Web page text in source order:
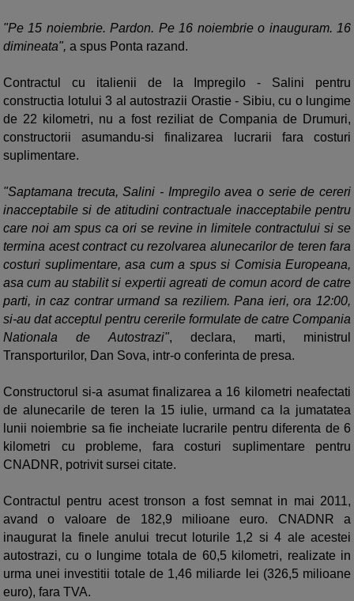
"Pe 15 noiembrie. Pardon. Pe 16 noiembrie o inauguram. 16
dimineata", a spus Ponta razand.
Contractul cu italienii de la Impregilo - Salini pentru
constructia lotului 3 al autostrazii Orastie - Sibiu, cu o lungime
de 22 kilometri, nu a fost reziliat de Compania de Drumuri,
constructorii asumandu-si finalizarea lucrarii fara costuri
suplimentare.
"Saptamana trecuta, Salini - Impregilo avea o serie de cereri
inacceptabile si de atitudini contractuale inacceptabile pentru
care noi am spus ca ori se revine in limitele contractului si se
termina acest contract cu rezolvarea alunecarilor de teren fara
costuri suplimentare, asa cum a spus si Comisia Europeana,
asa cum au stabilit si expertii agreati de comun acord de catre
parti, in caz contrar urmand sa reziliem. Pana ieri, ora 12:00,
si-au dat acceptul pentru cererile formulate de catre Compania
Nationala de Autostrazi", declara, marti, ministrul
Transporturilor, Dan Sova, intr-o conferinta de presa.
Constructorul si-a asumat finalizarea a 16 kilometri neafectati
de alunecarile de teren la 15 iulie, urmand ca la jumatatea
lunii noiembrie sa fie incheiate lucrarile pentru diferenta de 6
kilometri cu probleme, fara costuri suplimentare pentru
CNADNR, potrivit sursei citate.
Contractul pentru acest tronson a fost semnat in mai 2011,
avand o valoare de 182,9 milioane euro. CNADNR a
inaugurat la finele anului trecut loturile 1,2 si 4 ale acestei
autostrazi, cu o lungime totala de 60,5 kilometri, realizate in
urma unei investitii totale de 1,46 miliarde lei (326,5 milioane
euro), fara TVA.